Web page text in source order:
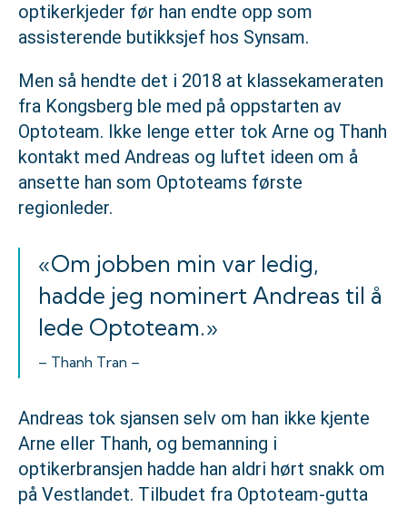
optikerkjeder før han endte opp som
assisterende butikksjef hos Synsam.
Men så hendte det i 2018 at klassekameraten
fra Kongsberg ble med på oppstarten av
Optoteam. Ikke lenge etter tok Arne og Thanh
kontakt med Andreas og luftet ideen om å
ansette han som Optoteams første
regionleder.
«Om jobben min var ledig,
hadde jeg nominert Andreas til å
lede Optoteam.»
– Thanh Tran –
Andreas tok sjansen selv om han ikke kjente
Arne eller Thanh, og bemanning i
optikerbransjen hadde han aldri hørt snakk om
på Vestlandet. Tilbudet fra Optoteam-gutta